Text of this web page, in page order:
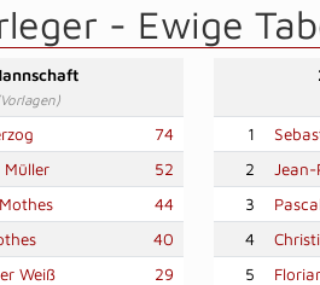
- Ewige
74
Müller
52
44
40
Weiß
29
1
2
Jean-
3
4
5